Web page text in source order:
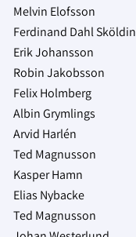
Melvin Elofsson
Ferdinand Dahl Sköldin
Erik Johansson
Robin Jakobsson
Felix Holmberg
Albin Grymlings
Arvid Harlén
Ted Magnusson
Kasper Hamn
Elias Nybacke
Ted Magnusson